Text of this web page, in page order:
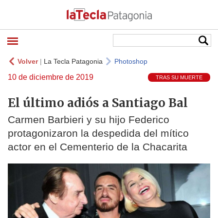
Volver| La Tecla Patagonia Photoshop
10 de diciembre de 2019 TRAS SU MUERTE
El último adiós a Santiago Bal
Carmen Barbieri y su hijo Federico
protagonizaron la despedida del mítico
actor en el Cementerio de la Chacarita